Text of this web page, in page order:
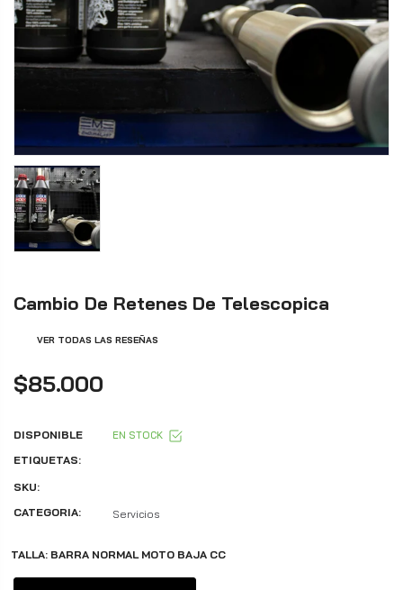
Cambio De Retenes De Telescopica
VER TODAS LAS RESEÑAS
$85.000
DISPONIBLE EN STOCK
ETIQUETAS:
SKU:
CATEGORIA:
Servicios
TALLA: BARRA NORMAL MOTO BAJA CC